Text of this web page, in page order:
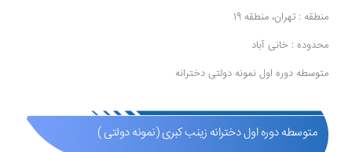
منطقه : تهران، منطقه 19
محدوده : خانی آباد
متوسطه دوره اول نمونه دولتی دخترانه
متوسطه دوره اول دخترانه زینب کبری (نمونه دولتی )